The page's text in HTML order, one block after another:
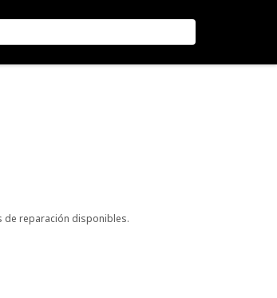
de reparación disponibles.